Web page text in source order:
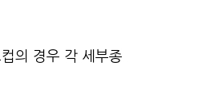
의 경우 각 세부종